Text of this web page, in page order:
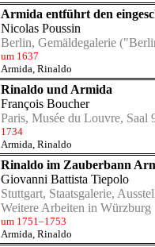
Armida entführt den
Nicolas Poussin
Berlin, Gemäldegalerie
um 1637
Armida, Rinaldo
Rinaldo und Armida
François Boucher
Paris, Musée du Louvre, Saal
1734
Armida, Rinaldo
Rinaldo im Zauberbann
Giovanni Battista Tiepolo
Stuttgart, Staatsgalerie,
Weitere Arbeiten in Würzburg
um 1751–1753
Armida, Rinaldo